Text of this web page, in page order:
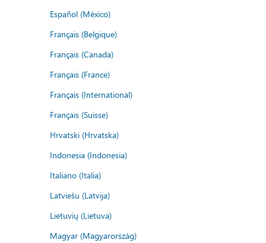
Español (México)
Français (Belgique)
Français (Canada)
Français (France)
Français (International)
Français (Suisse)
Hrvatski (Hrvatska)
Indonesia (Indonesia)
Italiano (Italia)
Latviešu (Latvija)
Lietuvių (Lietuva)
Magyar (Magyarország)